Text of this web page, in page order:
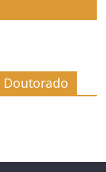
Doutorado